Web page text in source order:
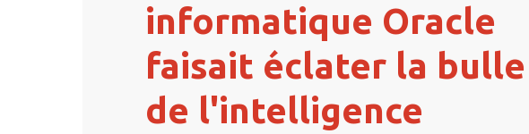
informatique Oracle
faisait éclater la bulle
de l'intelligence